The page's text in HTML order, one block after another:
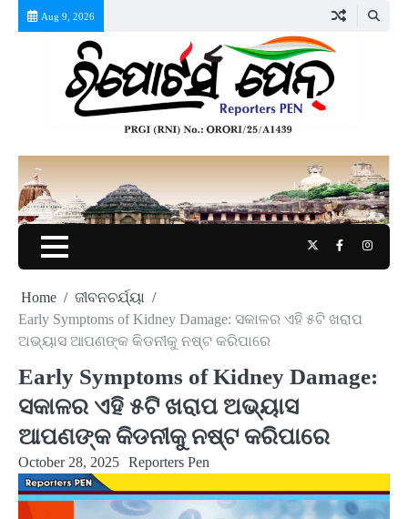
Aug 9, 2026
TwitterFacebook
Home
ଜୀବନଚର୍ଯ୍ୟା
Early Symptoms of Kidney Damage: ସକାଳର ଏହି ୫ଟି ଖରାପ
ଅଭ୍ୟାସ ଆପଣଙ୍କ କିଡନୀକୁ ନଷ୍ଟ କରିପାରେ
Early Symptoms of Kidney Damage:
ସକାଳର ଏହି ୫ଟି ଖରାପ ଅଭ୍ୟାସ
ଆପଣଙ୍କ କିଡନୀକୁ ନଷ୍ଟ କରିପାରେ
October 28, 2025 Reporters Pen